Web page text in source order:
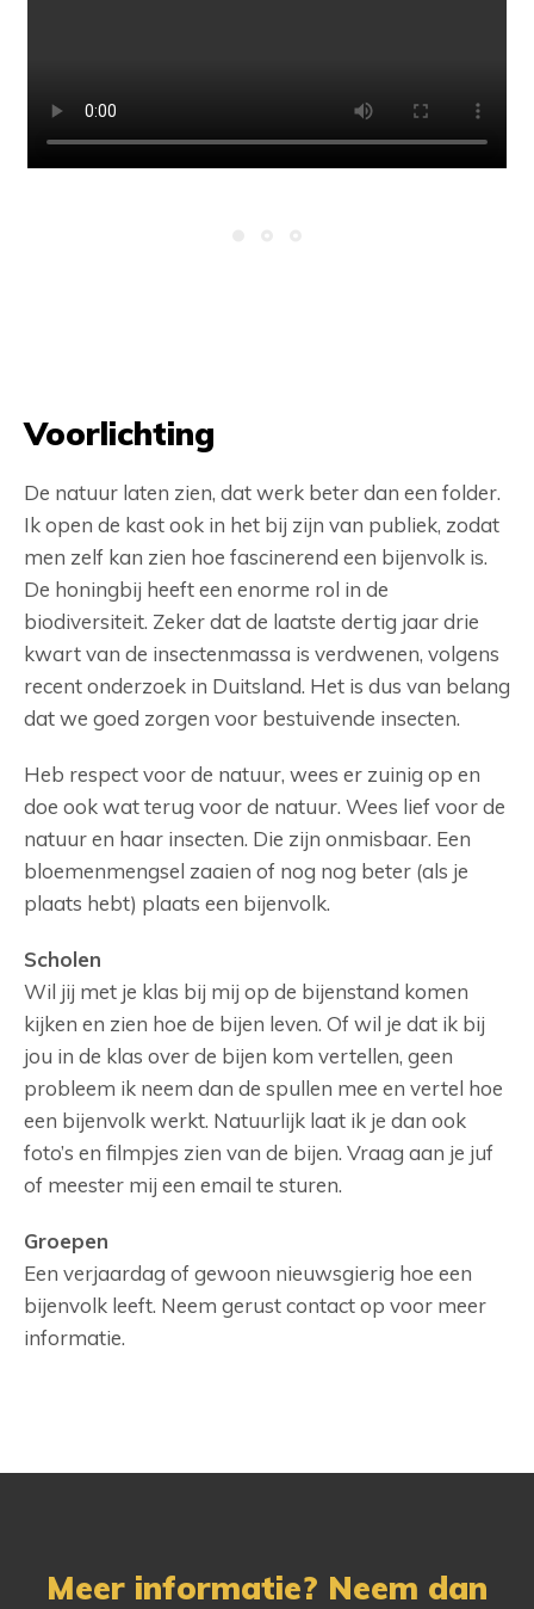
Voorlichting
De natuur laten zien, dat werk beter dan een folder.
Ik open de kast ook in het bij zijn van publiek, zodat
men zelf kan zien hoe fascinerend een bijenvolk is.
De honingbij heeft een enorme rol in de
biodiversiteit. Zeker dat de laatste dertig jaar drie
kwart van de insectenmassa is verdwenen, volgens
recent onderzoek in Duitsland. Het is dus van belang
dat we goed zorgen voor bestuivende insecten.
Heb respect voor de natuur, wees er zuinig op en
doe ook wat terug voor de natuur. Wees lief voor de
natuur en haar insecten. Die zijn onmisbaar. Een
bloemenmengsel zaaien of nog nog beter (als je
plaats hebt) plaats een bijenvolk.
Scholen
Wil jij met je klas bij mij op de bijenstand komen
kijken en zien hoe de bijen leven. Of wil je dat ik bij
jou in de klas over de bijen kom vertellen, geen
probleem ik neem dan de spullen mee en vertel hoe
een bijenvolk werkt. Natuurlijk laat ik je dan ook
foto’s en filmpjes zien van de bijen. Vraag aan je juf
of meester mij een email te sturen.
Groepen
Een verjaardag of gewoon nieuwsgierig hoe een
bijenvolk leeft. Neem gerust contact op voor meer
informatie.
Meer informatie? Neem dan